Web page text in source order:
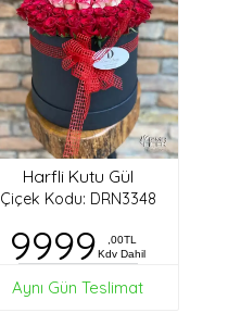
Harfli Kutu Gül
Çiçek Kodu: DRN3348
9999
,00TL
Kdv Dahil
Aynı Gün Teslimat